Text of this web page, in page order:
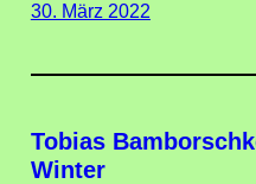
30. März 2022
Tobias
Winter